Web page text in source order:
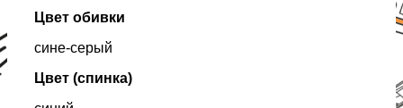
Цвет обивки
сине-серый
Цвет (спинка)